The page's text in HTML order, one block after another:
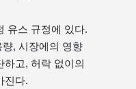
유스 규정에 있다.
, 시장에의 영향
하고, 허락 없이의
진다.